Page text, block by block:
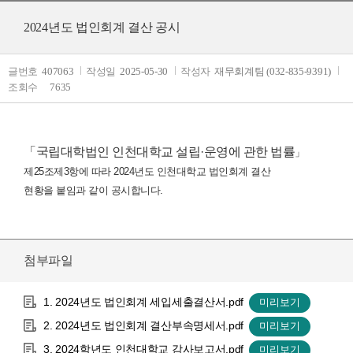
2024년도 법인회계 결산 공시
글번호 407063 작성일 2025-05-30 작성자 재무회계팀 (032-835-9391)
조회수
7635
「국립대학법인 인천대학교 설립·운영에 관한 법률 」
제25조제3항에 따라 2024년도 인천대학교 법인회계 결산
현황을 붙임과 같이 공시합니다.
첨부파일
1. 2024년도 법인회계 세입세출결산서.pdf
2. 2024년도 법인회계 결산부속명세서.pdf
3. 2024학년도 인천대학교 감사보고서.pdf